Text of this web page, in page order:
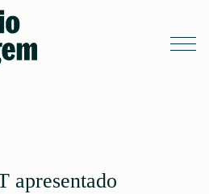
apresentado